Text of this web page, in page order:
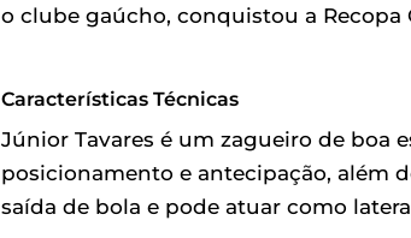
o clube gaúcho, conquistou a Recopa
Características Técnicas
Júnior Tavares é um zagueiro de boa
posicionamento e antecipação, além
saída de bola e pode atuar como